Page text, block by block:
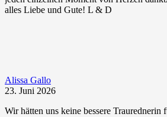
alles Liebe und Gute! L & D
Alissa Gallo
23. Juni 2026
Wir hätten uns keine bessere Traurednerin